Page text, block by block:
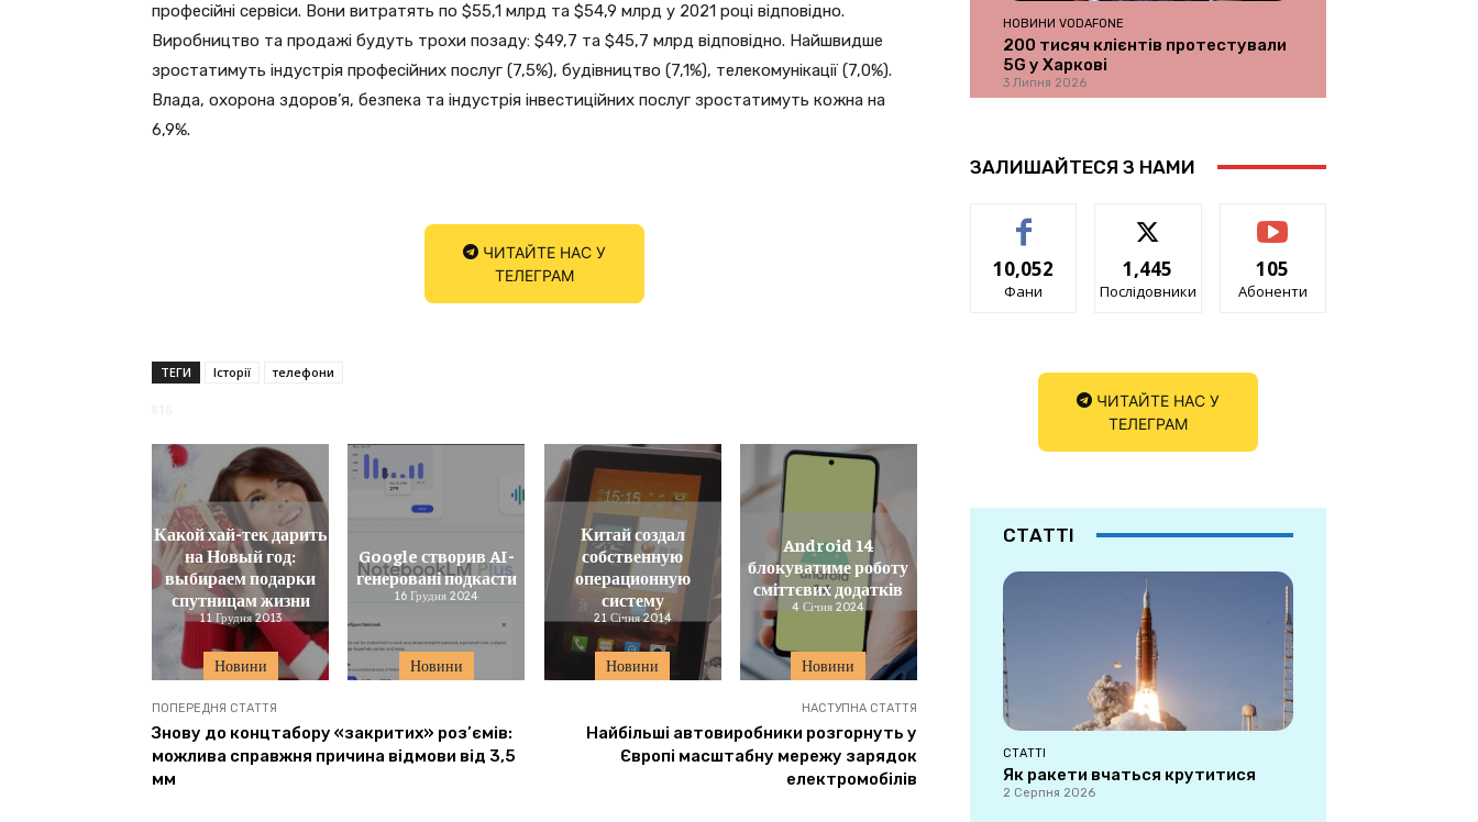
професійні сервіси. Вони витратять по $55,1 млрд та $54,9 млрд у 2021 році відповідно.
Виробництво та продажі будуть трохи позаду: $49,7 та $45,7 млрд відповідно. Найшвидше
зростатимуть індустрія професійних послуг (7,5%), будівництво (7,1%), телекомунікації (7,0%).
Влада, охорона здоров’я, безпека та індустрія інвестиційних послуг зростатимуть кожна на
6,9%.
ЧИТАЙТЕ НАС У
ТЕЛЕГРАМ
ТЕГИ Історії телефони
Новини
Какой хай-тек дарить
на Новый год:
выбираем подарки
спутницам жизни
11 Грудня 2013
Новини
Google створив AI-
генеровані подкасти
16 Грудня 2024
Новини
Китай создал
собственную
операционную
систему
21 Січня 2014
Новини
Android 14
блокуватиме роботу
сміттєвих додатків
4 Січня 2024
ПОПЕРЕДНЯ СТАТТЯ
Знову до концтабору «закритих» роз’ємів:
можлива справжня причина відмови від 3,5
мм
НАСТУПНА СТАТТЯ
Найбільші автовиробники розгорнуть у
Європі масштабну мережу зарядок
електромобілів
НОВИНИ VODAFONE
200 тисяч клієнтів протестували
5G у Харкові
3 Липня 2026
ЗАЛИШАЙТЕСЯ З НАМИ
10,052
Фани
1,445
Послідовники
105
Абоненти
ЧИТАЙТЕ НАС У
ТЕЛЕГРАМ
СТАТТІ
СТАТТІ
Як ракети вчаться крутитися
2 Серпня 2026